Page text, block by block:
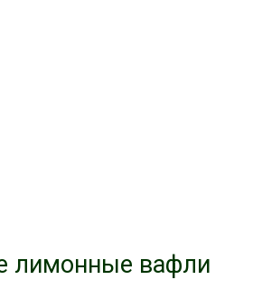
лимонные вафли